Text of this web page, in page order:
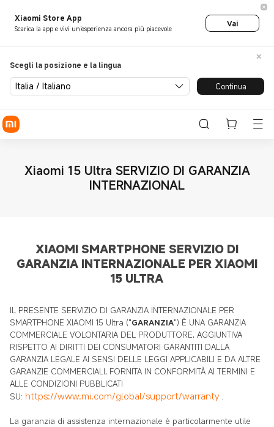
Xiaomi Store App
Scarica la app e vivi un'esperienza ancora più piacevole
Vai
Scegli la posizione e la lingua
Italia / Italiano Continua
Xiaomi 15 Ultra SERVIZIO DI GARANZIA
INTERNAZIONAL
XIAOMI SMARTPHONE SERVIZIO DI
GARANZIA INTERNAZIONALE PER XIAOMI
15 ULTRA
IL PRESENTE SERVIZIO DI GARANZIA INTERNAZIONALE PER
SMARTPHONE XIAOMI 15 Ultra ("GARANZIA") È UNA GARANZIA
COMMERCIALE VOLONTARIA DEL PRODUTTORE, AGGIUNTIVA
RISPETTO AI DIRITTI DEI CONSUMATORI GARANTITI DALLA
GARANZIA LEGALE AI SENSI DELLE LEGGI APPLICABILI E DA ALTRE
GARANZIE COMMERCIALI, FORNITA IN CONFORMITÀ AI TERMINI E
ALLE CONDIZIONI PUBBLICATI
SU: https://www.mi.com/global/support/warranty.
La garanzia di assistenza internazionale è particolarmente utile